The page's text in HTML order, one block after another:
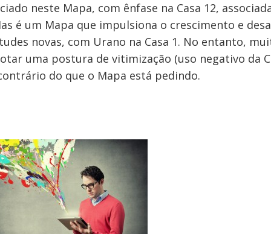
neste Mapa, com ênfase na Casa 12,
é um Mapa que impulsiona o crescimento e
novas, com Urano na Casa 1. No entanto,
uma postura de vitimização (uso negativo da
do que o Mapa está pedindo.